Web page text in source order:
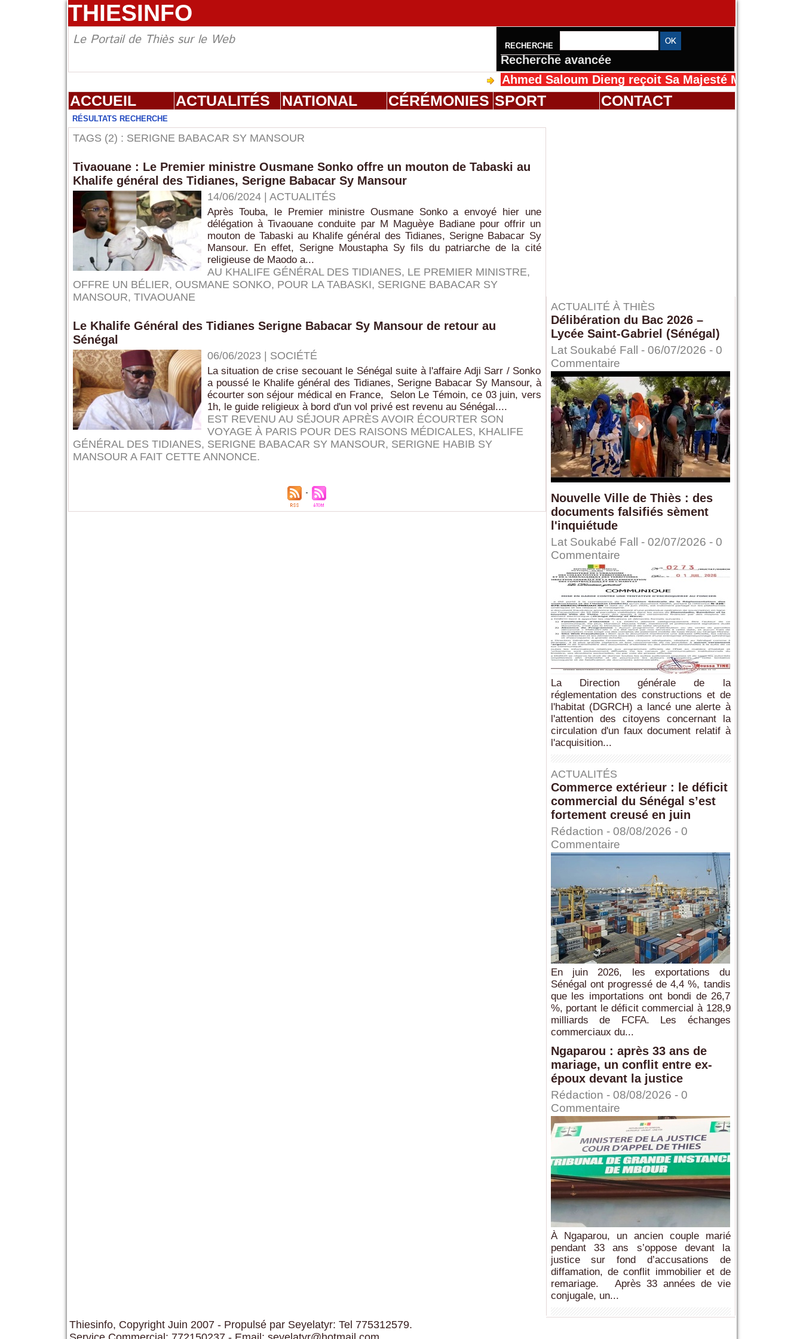
THIESINFO
Le Portail de Thiès sur le Web RECHERCHE
Recherche avancée
Ahmed Saloum Dieng reçoit Sa Majesté Mansah Cissé au
ACCUEIL ACTUALITÉS NATIONAL CÉRÉMONIES SPORT CONTACT
RÉSULTATS RECHERCHE
TAGS (2) : SERIGNE BABACAR SY MANSOUR
Tivaouane : Le Premier ministre Ousmane Sonko offre un mouton de Tabaski au
Khalife général des Tidianes, Serigne Babacar Sy Mansour
14/06/2024| ACTUALITÉS
Après Touba, le Premier ministre Ousmane Sonko a envoyé hier une
délégation à Tivaouane conduite par M Maguèye Badiane pour offrir un
mouton de Tabaski au Khalife général des Tidianes, Serigne Babacar Sy
Mansour. En effet, Serigne Moustapha Sy fils du patriarche de la cité
religieuse de Maodo a...
AU KHALIFE GÉNÉRAL DES TIDIANES, LE PREMIER MINISTRE,
OFFRE UN BÉLIER, OUSMANE SONKO, POUR LA TABASKI, SERIGNE BABACAR SY
MANSOUR, TIVAOUANE
Le Khalife Général des Tidianes Serigne Babacar Sy Mansour de retour au
Sénégal
06/06/2023 SOCIÉTÉ
La situation de crise secouant le Sénégal suite à l'affaire Adji Sarr / Sonko
a poussé le Khalife général des Tidianes, Serigne Babacar Sy Mansour, à
écourter son séjour médical en France, Selon Le Témoin, ce 03 juin, vers
1h, le guide religieux à bord d'un vol privé est revenu au Sénégal....
EST REVENU AU SÉJOUR APRÈS AVOIR ÉCOURTER SON
VOYAGE À PARIS POUR DES RAISONS MÉDICALES, KHALIFE
GÉNÉRAL DES TIDIANES, SERIGNE BABACAR SY MANSOUR, SERIGNE HABIB SY
MANSOUR A FAIT CETTE ANNONCE.
ACTUALITÉ À THIÈS
Délibération du Bac 2026 –
Lycée Saint-Gabriel (Sénégal)
Lat Soukabé Fall - 06/07/2026 - 0
Commentaire
Nouvelle Ville de Thiès : des
documents falsifiés sèment
l'inquiétude
Lat Soukabé Fall - 02/07/2026 - 0
Commentaire
La Direction générale de la
réglementation des constructions et de
l'habitat (DGRCH) a lancé une alerte à
l'attention des citoyens concernant la
circulation d'un faux document relatif à
l'acquisition...
ACTUALITÉS
Commerce extérieur : le déficit
commercial du Sénégal s’est
fortement creusé en juin
Rédaction - 08/08/2026 - 0
Commentaire
En juin 2026, les exportations du
Sénégal ont progressé de 4,4 %, tandis
que les importations ont bondi de 26,7
%, portant le déficit commercial à 128,9
milliards de FCFA. Les échanges
commerciaux du...
Ngaparou : après 33 ans de
mariage, un conflit entre ex-
époux devant la justice
Rédaction - 08/08/2026 - 0
Commentaire
À Ngaparou, un ancien couple marié
pendant 33 ans s’oppose devant la
justice sur fond d’accusations de
diffamation, de conflit immobilier et de
remariage. Après 33 années de vie
conjugale, un...
Thiesinfo, Copyright Juin 2007 - Propulsé par Seyelatyr: Tel 775312579.